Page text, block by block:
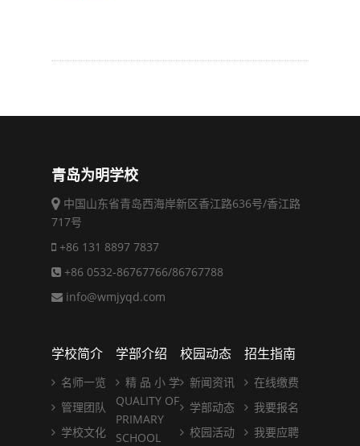
青岛为明学校
中国山东省青岛西海岸新区香江路636号/香江路
717号
+86 131 8897 7837
+86 0532-86767766/86767788
info@wmjyqd.com
学校简介
名师一览
管理团队
学校文化
学部介绍
精 品 小 学
QUALITY OF
PRIMARY
SCHOOL
校园动态
新闻资讯
学部动态
校园活动
招生指南
在线缴费
我要报名
我要应聘